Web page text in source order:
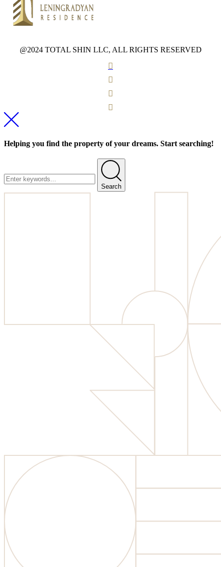
@2024 TOTAL SHIN LLC, ALL RIGHTS RESERVED
Helping you find the property of your dreams. Start searching!
Search